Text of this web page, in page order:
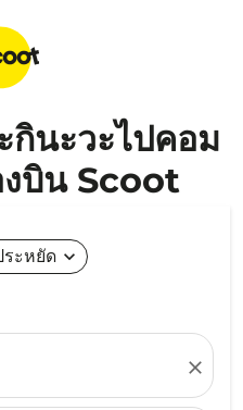
กินะวะไปคอม
งบิน Scoot
ระหยัด expand_more
close